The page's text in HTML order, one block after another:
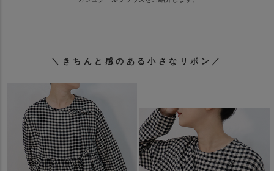
＼きちんと感のある小さなリボン／